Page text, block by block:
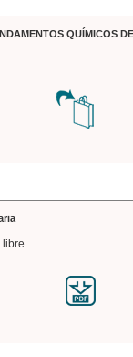
QUÍMICOS
libre